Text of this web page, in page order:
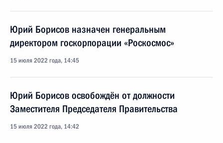
Юрий Борисов назначен генеральным
директором госкорпорации «Роскосмос»
15 июля 2022 года, 14:45
Юрий Борисов освобождён от должности
Заместителя Председателя Правительства
15 июля 2022 года, 14:42